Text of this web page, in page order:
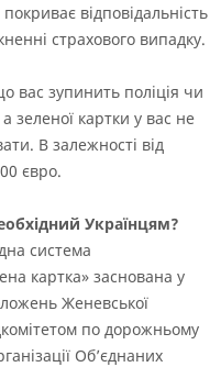
відповідальність
страхового випадку.
вас зупинить поліція чи
зеленої картки у вас не
В залежності від
євро.
Українцям?
система
картка» заснована у
Женевської
по дорожньому
Об’єднаних